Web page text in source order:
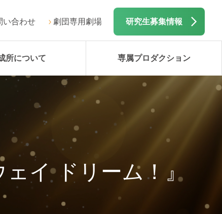
い合わせ 劇団専用劇場 研究生募集情報
所について 専属プロダクション
イ ドリーム！』